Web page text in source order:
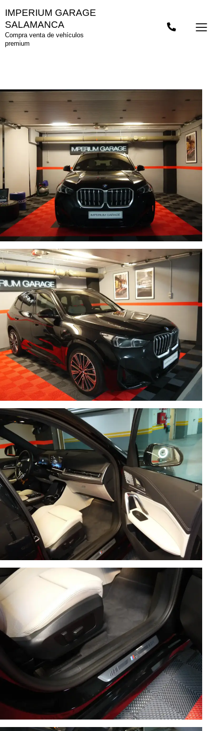
IMPERIUM GARAGE
SALAMANCA
Compra venta de vehículos
premium